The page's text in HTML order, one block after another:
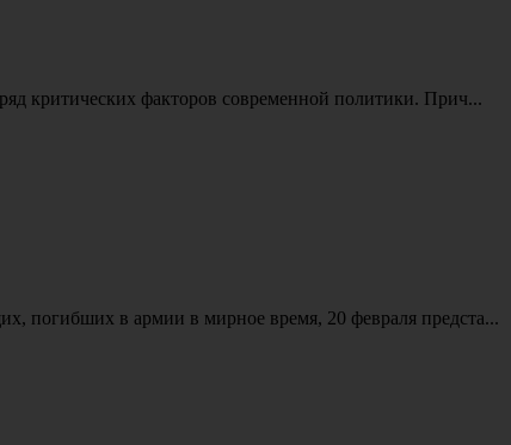
критических факторов современной политики. Прич...
погибших в армии в мирное время, 20 февраля предста...